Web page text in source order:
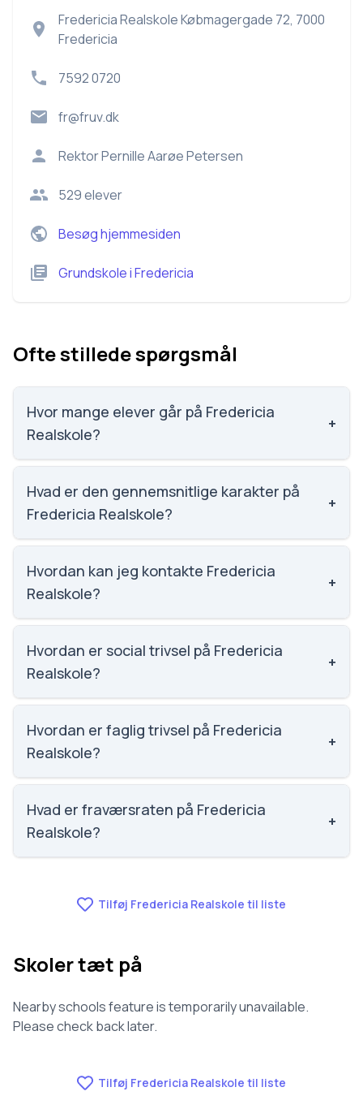
Fredericia Realskole Købmagergade 72, 7000
Fredericia
7592 0720
fr@fruv.dk
RektorPernille Aarøe Petersen
529elever
Besøg hjemmesiden
GrundskoleiFredericia
Ofte stillede spørgsmål
Hvor mange elever går på Fredericia
Realskole?
+
Fredericia Realskole har 529 elever, hvilket gør den
til nummer 462 ud af 3143 skoler.
Hvad er den gennemsnitlige karakter på
Fredericia Realskole?
+
Karaktergennemsnittet på Fredericia Realskole er 8,
nummer 327 ud af 3143 skoler.
Hvordan kan jeg kontakte Fredericia
Realskole?
+
Email: fr@fruv.dk. Telefon: 7592 0720. Adresse:
Fredericia Realskole Købmagergade 72, 7000
Fredericia. Skoleleder: Pernille Aarøe Petersen.
Hvordan er social trivsel på Fredericia
Realskole?
+
Vi har ikke data om social trivsel for Fredericia
Realskole.
Hvordan er faglig trivsel på Fredericia
Realskole?
+
Vi har ikke data om faglig trivsel for Fredericia
Realskole.
Hvad er fraværsraten på Fredericia
Realskole?
+
Tilføj Fredericia Realskole til liste
Skoler tæt på
Nearby schools feature is temporarily unavailable.
Please check back later.
Tilføj Fredericia Realskole til liste